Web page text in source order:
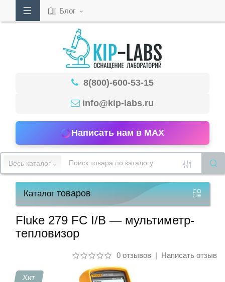
53-
15
работы
Блог
8(800)-600-53-15
info@kip-labs.ru
Написать нам в MAX
Весь каталог
Каталогтоваров
Fluke 279 FC I/B — мультиметр-
тепловизор
0 отзывов| Написать отзыв
Хит